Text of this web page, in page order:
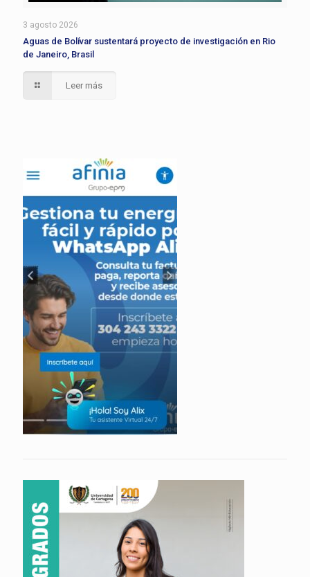
3 agosto 2026
Aguas de Bolívar sustentará proyecto de investigación en Rio
de Janeiro, Brasil
Leer más